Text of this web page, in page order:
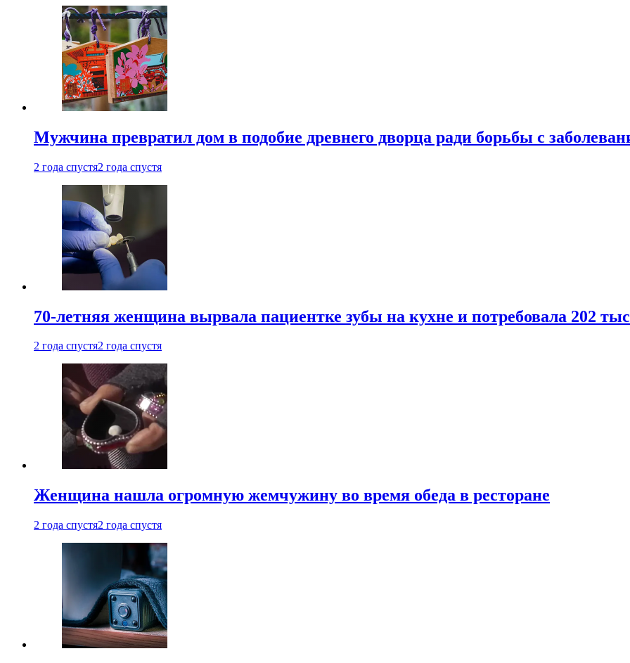
Мужчина превратил дом в подобие древнего дворца ради борьбы с
2 года спустя2 года спустя
70-летняя женщина вырвала пациентке зубы на кухне и потребовала 202
2 года спустя2 года спустя
Женщина нашла огромную жемчужину во время обеда в ресторане
2 года спустя2 года спустя